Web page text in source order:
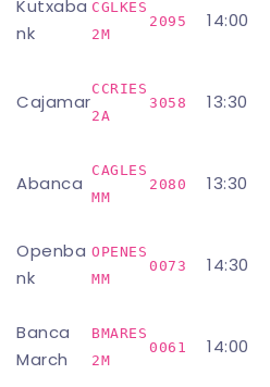
Kutxaba
nk
CGLKES
2M
2095 14:00
Cajamar
CCRIES
2A
3058 13:30
Abanca
CAGLES
MM
2080 13:30
Openba
nk
OPENES
MM
0073 14:30
Banca
March
BMARES
2M
0061 14:00